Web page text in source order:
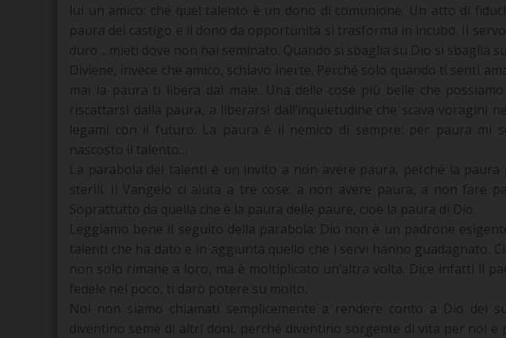
lui un amico: che quel talento è un dono di comunione. Un atto di
paura del castigo e il dono da opportunità si trasforma in incubo. Il servo
duro .. mieti dove non hai seminato. Quando si sbaglia su Dio si sbaglia
Diviene, invece che amico, schiavo inerte. Perché solo quando ti senti
mai la paura ti libera dal male. Una delle cose più belle che
riscattarsi dalla paura, a liberarsi dall’inquietudine che scava voragini
legami con il futuro. La paura è il nemico di sempre: per paura mi
nascosto il talento…
La parabola dei talenti è un invito a non avere paura, perché la paura
sterili. Il Vangelo ci aiuta a tre cose: a non avere paura, a non fare
Soprattutto da quella che è la paura delle paure, cioè la paura di Dio.
Leggiamo bene il seguito della parabola: Dio non è un padrone
talenti che ha dato e in aggiunta quello che i servi hanno guadagnato.
non solo rimane a loro, ma è moltiplicato un’altra volta. Dice infatti il
fedele nel poco, ti darò potere su molto.
Noi non siamo chiamati semplicemente a rendere conto a Dio dei
diventino seme di altri doni, perché diventino sorgente di vita per noi e